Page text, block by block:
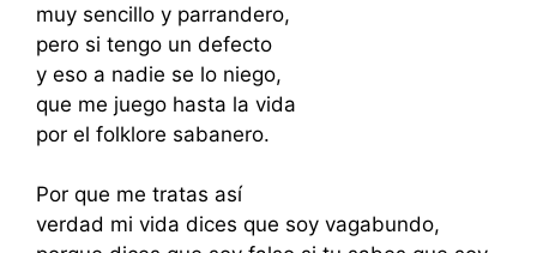
muy sencillo y parrandero,
pero si tengo un defecto
y eso a nadie se lo niego,
que me juego hasta la vida
por el folklore sabanero.
Por que me tratas así
verdad mi vida dices que soy vagabundo,